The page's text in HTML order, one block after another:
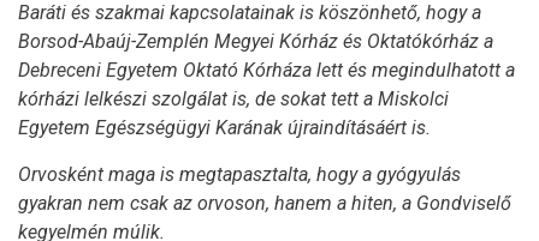
Baráti és szakmai kapcsolatainak is köszönhető, hogy a
Borsod-Abaúj-Zemplén Megyei Kórház és Oktatókórház a
Debreceni Egyetem Oktató Kórháza lett és megindulhatott a
kórházi lelkészi szolgálat is, de sokat tett a Miskolci
Egyetem Egészségügyi Karának újraindításáért is.
Orvosként maga is megtapasztalta, hogy a gyógyulás
gyakran nem csak az orvoson, hanem a hiten, a Gondviselő
kegyelmén múlik.